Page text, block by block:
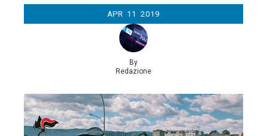
APR 11 2019
By
Redazione